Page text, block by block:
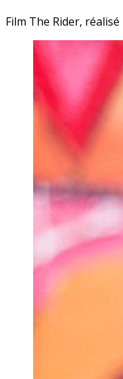
Film The Rider,